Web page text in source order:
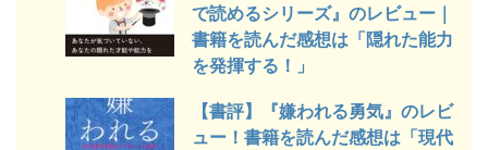
で読めるシリーズ』のレビュー｜
書籍を読んだ感想は「隠れた能力
を発揮する！」
【書評】『嫌われる勇気』のレビ
ュー！書籍を読んだ感想は「現代